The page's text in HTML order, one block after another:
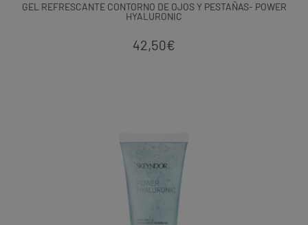
GEL REFRESCANTE CONTORNO DE OJOS Y PESTAÑAS- POWER
HYALURONIC
42,50€